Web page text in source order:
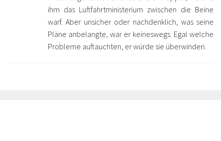
ihm das Luftfahrtministerium zwischen die Beine
warf. Aber unsicher oder nachdenklich, was seine
Pläne anbelangte, war er keineswegs. Egal welche
Probleme auftauchten, er würde sie überwinden.